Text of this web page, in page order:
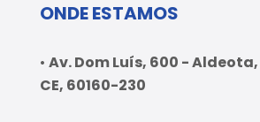
ONDE ESTAMOS
• Av. Dom Luís, 600 -
CE, 60160-230